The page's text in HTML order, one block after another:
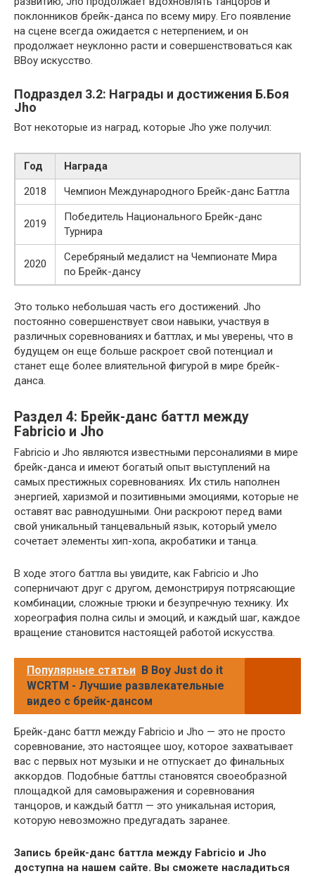
поклонников брейк-данса по всему миру. Его появление
на сцене всегда ожидается с нетерпением, и он
продолжает неуклонно расти и совершенствоваться как
BBoy искусство.
Подраздел 3.2: Награды и достижения Б.Боя
Jho
Вот некоторые из наград, которые Jho уже получил:
Год
Награда
2018
Чемпион Международного Брейк-данс Баттла
2019
Победитель Национального Брейк-данс
Турнира
2020
Серебряный медалист на Чемпионате Мира
по Брейк-дансу
Это только небольшая часть его достижений. Jho
постоянно совершенствует свои навыки, участвуя в
различных соревнованиях и баттлах, и мы уверены, что в
будущем он еще больше раскроет свой потенциал и
станет еще более влиятельной фигурой в мире брейк-
данса.
Раздел 4: Брейк-данс баттл между
Fabricio и Jho
Fabricio и Jho являются известными персоналиями в мире
брейк-данса и имеют богатый опыт выступлений на
самых престижных соревнованиях. Их стиль наполнен
энергией, харизмой и позитивными эмоциями, которые не
оставят вас равнодушными. Они раскроют перед вами
свой уникальный танцевальный язык, который умело
сочетает элементы хип-хопа, акробатики и танца.
В ходе этого баттла вы увидите, как Fabricio и Jho
соперничают друг с другом, демонстрируя потрясающие
комбинации, сложные трюки и безупречную технику. Их
хореография полна силы и эмоций, и каждый шаг, каждое
вращение становится настоящей работой искусства.
Популярные статьи B Boy Just do it
WCRTM - Лучшие развлекательные
видео с брейк-дансом
Брейк-данс баттл между Fabricio и Jho — это не просто
соревнование, это настоящее шоу, которое захватывает
вас с первых нот музыки и не отпускает до финальных
аккордов. Подобные баттлы становятся своеобразной
площадкой для самовыражения и соревнования
танцоров, и каждый баттл — это уникальная история,
которую невозможно предугадать заранее.
Запись брейк-данс баттла между Fabricio и Jho
доступна на нашем сайте. Вы сможете насладиться